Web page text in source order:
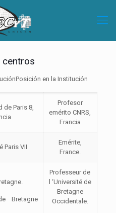
centros
en la Institución
de Paris 8,
Profesor
emérito CNRS,
Francia
Paris VII
Emérite,
France.
Bretagne
Professeur de
l ‘Université de
Bretagne
Occidentale.